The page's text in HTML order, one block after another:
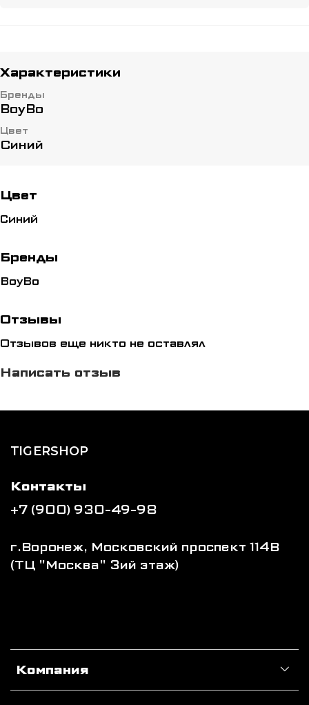
Характеристики
Бренды
BoyBo
Цвет
Синий
Цвет
Синий
Бренды
BoyBo
Отзывы
Отзывов еще никто не оставлял
Написать отзыв
TIGERSHOP
Компания
Контакты
+7 (900) 930-49-98
г.Воронеж, Московский проспект 114В
(ТЦ "Москва" 3ий этаж)